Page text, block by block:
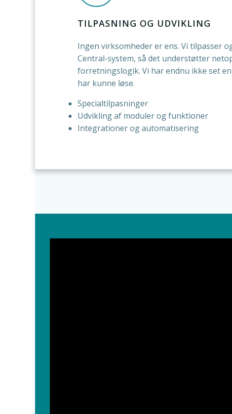
TILPASNING OG UDVIKLING
Ingen virksomheder er ens. Vi tilpasser
Central-system, så det understøtter
forretningslogik. Vi har endnu ikke set
har kunne løse.
Specialtilpasninger
Udvikling af moduler og funktioner
Integrationer og automatisering